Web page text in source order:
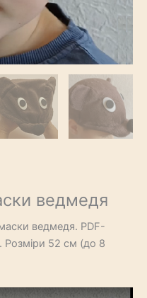
ведмедя
ведмедя. PDF-
Розміри 52 см (до 8